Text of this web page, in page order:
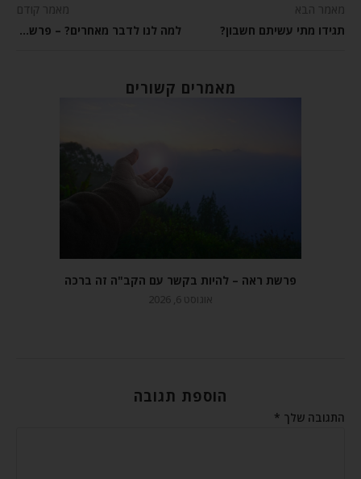
מאמר הבא
תגידו מתי עשיתם חשבון?
מאמר קודם
למה לנו לדבר מאחרים? – פרשת השבוע אמור
מאמרים קשורים
פרשת ראה – להיות בקשר עם הקב"ה זה ברכה
אוגוסט 6, 2026
הוספת תגובה
התגובה שלך *